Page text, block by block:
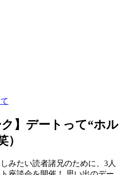
ク】デートって“ホル
）
みたい読者諸兄のために、3人